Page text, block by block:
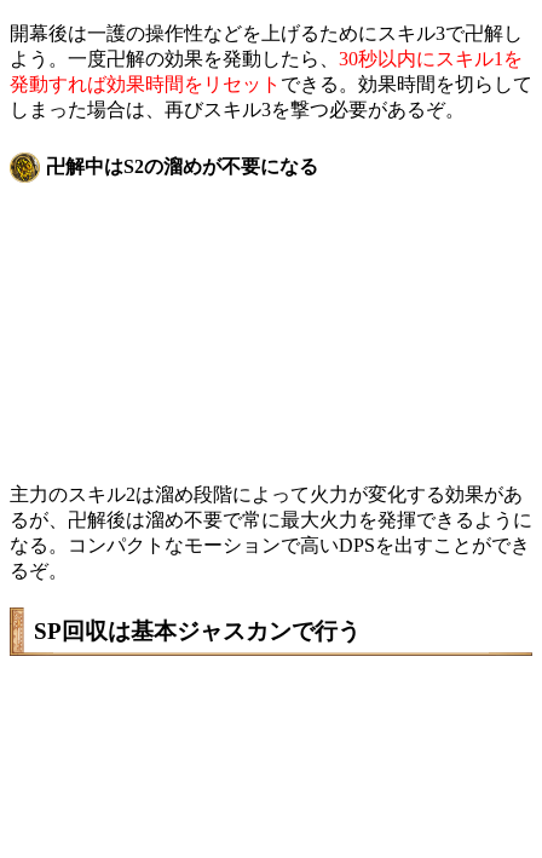
開幕後は一護の操作性などを上げるためにスキル3で卍解し
よう。一度卍解の効果を発動したら、 30秒以内にスキル1を
発動すれば効果時間をリセット できる。効果時間を切らして
しまった場合は、再びスキル3を撃つ必要があるぞ。
卍解中はS2の溜めが不要になる
主力のスキル2は溜め段階によって火力が変化する効果があ
るが、卍解後は溜め不要で常に最大火力を発揮できるように
なる。コンパクトなモーションで高いDPSを出すことができ
るぞ。
SP回収は基本ジャスカンで行う